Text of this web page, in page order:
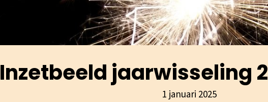
Inzetbeeld jaarwisseling
1 januari 2025